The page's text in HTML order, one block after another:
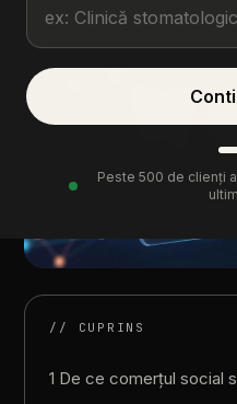
Peste 500 de clienți
// CUPRINS
1 De ce comerțul social